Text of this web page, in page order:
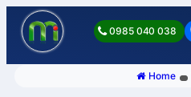
0985 040 038
Home